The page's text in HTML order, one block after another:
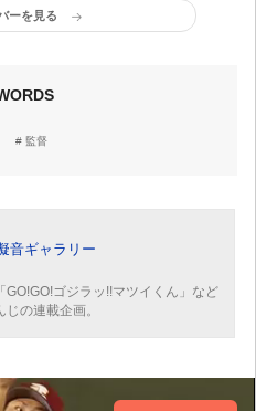
ーを見る
監督
音ギャラリー
GO!GO!ゴジラッ!!マツイくん」など
の連載企画。